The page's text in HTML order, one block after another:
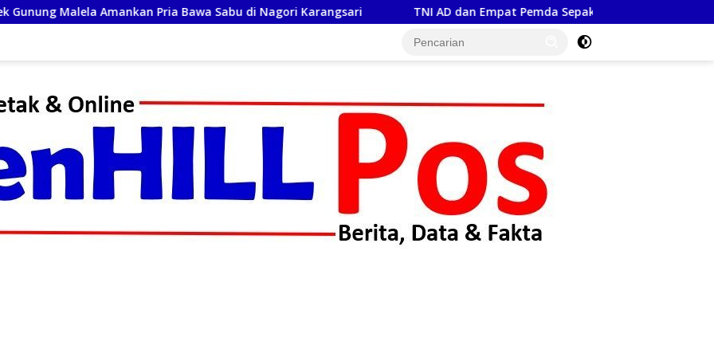
Sabu di Nagori Karangsari TNI AD dan Empat Pemda Sepakati Pengelolaan Sampah Berbasis Teknologi